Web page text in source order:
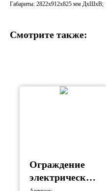
Габариты: 2822х912х825 мм ДхШхВ;
Смотрите также:
Ограждение
электрическог